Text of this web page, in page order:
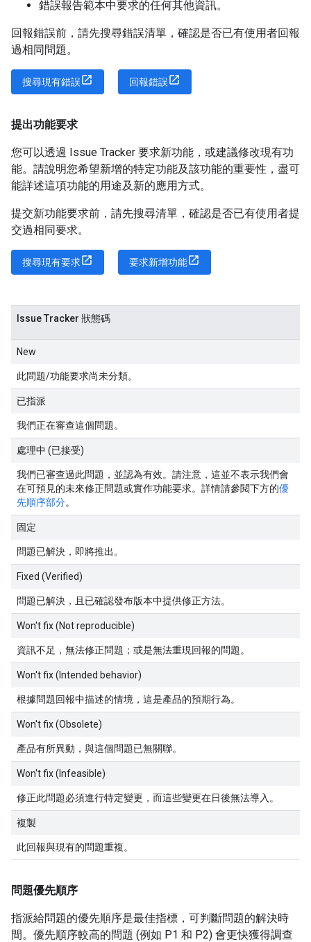
錯誤報告範本中要求的任何其他資訊。
回報錯誤前，請先搜尋錯誤清單，確認是否已有使用者回報
過相同問題。
搜尋現有錯誤 回報錯誤
提出功能要求
您可以透過 Issue Tracker 要求新功能，或建議修改現有功
能。請說明您希望新增的特定功能及該功能的重要性，盡可
能詳述這項功能的用途及新的應用方式。
提交新功能要求前，請先搜尋清單，確認是否已有使用者提
交過相同要求。
搜尋現有要求 要求新增功能
Issue Tracker 狀態碼
New
此問題/功能要求尚未分類。
已指派
我們正在審查這個問題。
處理中 (已接受)
我們已審查過此問題，並認為有效。請注意，這並不表示我們會
在可預見的未來修正問題或實作功能要求。詳情請參閱下方的優
先順序部分。
固定
問題已解決，即將推出。
Fixed (Verified)
問題已解決，且已確認發布版本中提供修正方法。
Won't fix (Not reproducible)
資訊不足，無法修正問題；或是無法重現回報的問題。
Won't fix (Intended behavior)
根據問題回報中描述的情境，這是產品的預期行為。
Won't fix (Obsolete)
產品有所異動，與這個問題已無關聯。
Won't fix (Infeasible)
修正此問題必須進行特定變更，而這些變更在日後無法導入。
複製
此回報與現有的問題重複。
問題優先順序
指派給問題的優先順序是最佳指標，可判斷問題的解決時
間。優先順序較高的問題 (例如 P1 和 P2) 會更快獲得調查